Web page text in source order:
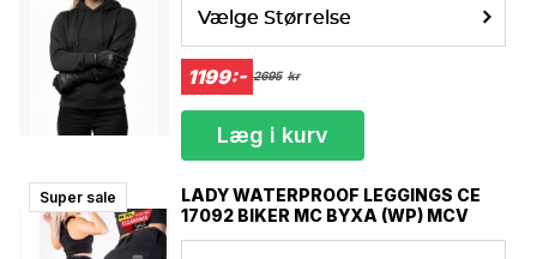
Vælge Størrelse
1199:- 2695 kr
Læg i kurv
Super sale
LADY WATERPROOF LEGGINGS CE
17092 BIKER MC BYXA (WP) MCV